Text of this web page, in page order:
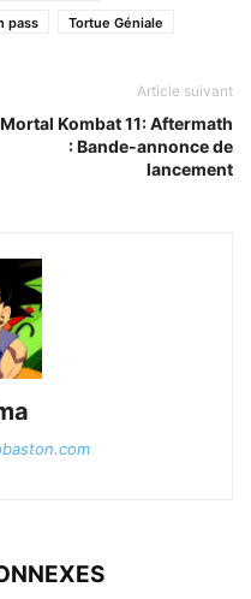
pass Tortue Géniale
Article suivant
Mortal Kombat 11: Aftermath
: Bande-annonce de
lancement